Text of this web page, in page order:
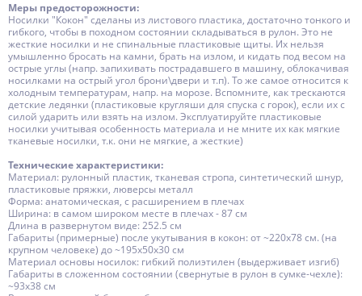
Меры предосторожности:
Носилки "Кокон" сделаны из листового пластика, достаточно тонкого и
гибкого, чтобы в походном состоянии складываться в рулон. Это не
жесткие носилки и не спинальные пластиковые щиты. Их нельзя
умышленно бросать на камни, брать на излом, и кидать под весом на
острые углы (напр. запихивать пострадавшего в машину, облокачивая
носилками на острый угол брони\двери и т.п). То же самое относится к
холодным температурам, напр. на морозе. Вспомните, как трескаются
детские ледянки (пластиковые кругляши для спуска с горок), если их с
силой ударить или взять на излом. Эксплуатируйте пластиковые
носилки учитывая особенность материала и не мните их как мягкие
тканевые носилки, т.к. они не мягкие, а жесткие)
Технические характеристики:
Материал: рулонный пластик, тканевая стропа, синтетический шнур,
пластиковые пряжки, люверсы металл
Форма: анатомическая, с расширением в плечах
Ширина: в самом широком месте в плечах - 87 см
Длина в развернутом виде: 252.5 см
Габариты (примерные) после укутывания в кокон: от ~220х78 см. (на
крупном человеке) до ~195х50x30 см
Материал основы носилок: гибкий полиэтилен (выдерживает изгиб)
Габариты в сложенном состоянии (свернутые в рулон в сумке-чехле):
~93х38 см